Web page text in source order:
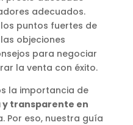
adecuados.
puntos fuertes de
objeciones
para negociar
la venta con éxito.
la importancia de
y transparente en
Por eso, nuestra guía